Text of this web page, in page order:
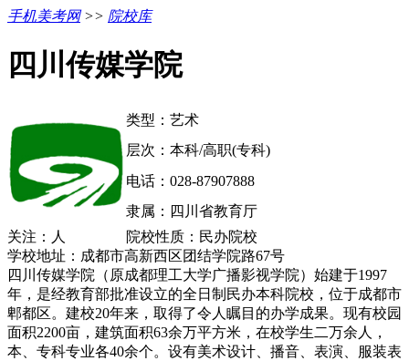
手机美考网>> 院校库
四川传媒学院
类型：艺术
层次：本科/高职(专科)
电话：028-87907888
隶属：四川省教育厅
关注： 人
院校性质：民办院校
学校地址：成都市高新西区团结学院路67号
四川传媒学院（原成都理工大学广播影视学院）始建于1997
年，是经教育部批准设立的全日制民办本科院校，位于成都市
郫都区。建校20年来，取得了令人瞩目的办学成果。现有校园
面积2200亩，建筑面积63余万平方米，在校学生二万余人，
本、专科专业各40余个。设有美术设计、播音、表演、服装表